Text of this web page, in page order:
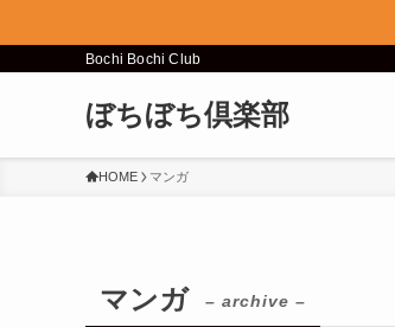
Bochi Bochi Club
ぼちぼち倶楽部
HOME マンガ
マンガ – archive –